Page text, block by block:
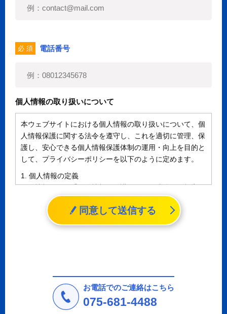
必 須 電話番号
個人情報の取り扱いについて
本ウェブサイトにおける個人情報の取り扱いについて、個
人情報保護に関する法令を遵守し、これを適切に管理、保
護し、安心できる個人情報保護体制の運用・向上を目的と
して、プライバシーポリシーを以下のように定めます。
1. 個人情報の定義
個人情報とは、「個人情報の保護に関する法律」に規定さ
れる生存する個人に関する情報であって、氏名、生年月日
その他の記述等により特定の個人を識別することができる
情報（個人識別情報）を指します。
a.応募者等からのお問い合わせに対応・管理するため
b.本ウェブサイトにおけるサービスの提供・運用のため
同意して送信する
お電話でのご連絡はこちら
075-681-4488